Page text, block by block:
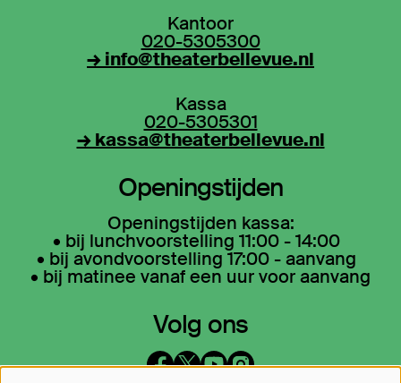
Kantoor
020-5305300
→ info@theaterbellevue.nl
Kassa
020-5305301
→ kassa@theaterbellevue.nl
Openingstijden
Openingstijden kassa:
• bij lunchvoorstelling 11:00 - 14:00
• bij avondvoorstelling 17:00 - aanvang
• bij matinee vanaf een uur voor aanvang
Volg ons